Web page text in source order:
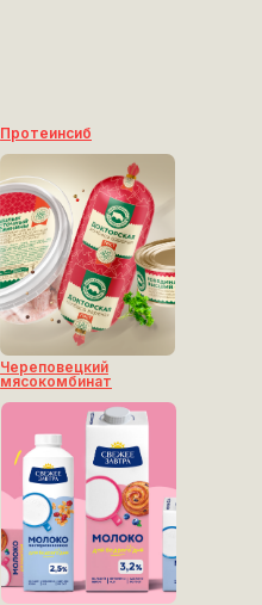
Череповецкий
мясокомбинат
Протеинсиб